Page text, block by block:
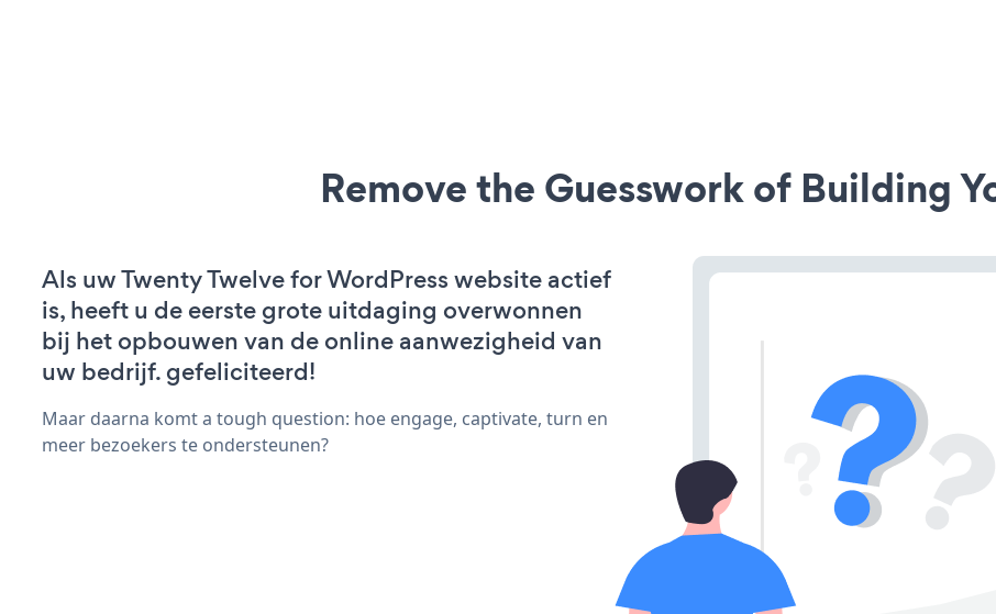
Remove the Guesswork of Building
Als uw Twenty Twelve for WordPress website actief
is, heeft u de eerste grote uitdaging overwonnen
bij het opbouwen van de online aanwezigheid van
uw bedrijf. gefeliciteerd!
Maar daarna komt a tough question: hoe engage, captivate, turn en
meer bezoekers te ondersteunen?